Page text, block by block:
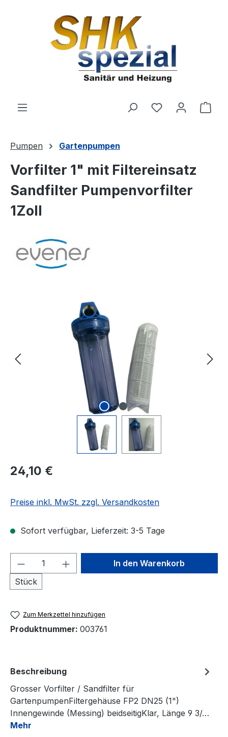
Du hast 0
Pumpen Gartenpumpen
Vorfilter 1" mit Filtereinsatz
Sandfilter Pumpenvorfilter
1Zoll
Bildergalerie überspringen
Regulärer Preis:
24,10 €
Preise inkl. MwSt. zzgl. Versandkosten
Sofort verfügbar, Lieferzeit: 3-5 Tage
Produkt Anzahl: Gib den
Stück
In den Warenkorb
Zum Merkzettel hinzufügen
Produktnummer: 003761
Beschreibung
Grosser Vorfilter / Sandfilter für
GartenpumpenFiltergehäuse FP2 DN25 (1")
Innengewinde (Messing) beidseitigKlar, Länge 9 3/…
Mehr